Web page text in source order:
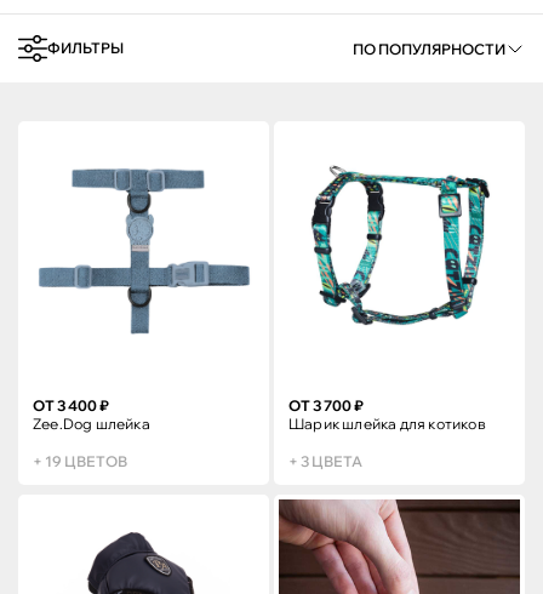
ФИЛЬТРЫ ПО ПОПУЛЯРНОСТИ
ОТ 3 400 ₽
Zee.Dog шлейка
+ 19 ЦВЕТОВ
ОТ 3 700 ₽
Шарик шлейка для котиков
+ 3 ЦВЕТА